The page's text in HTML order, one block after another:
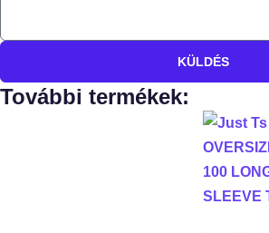
KÜLDÉS
További termékek: